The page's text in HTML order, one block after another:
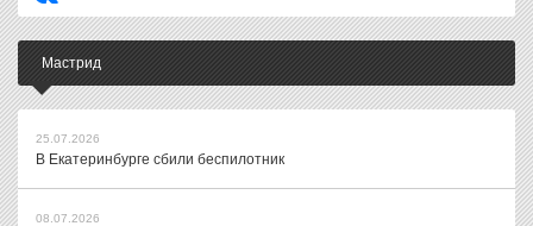
Мастрид
25.07.2026
В Екатеринбурге сбили беспилотник
08.07.2026